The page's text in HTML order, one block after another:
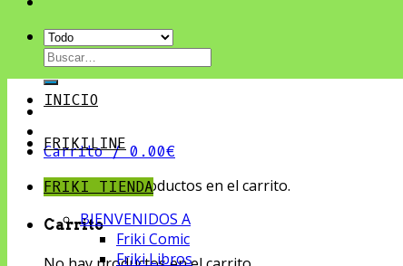
Buscar
por:
Carrito /0.00€
No hay productos en el carrito.
Carrito
INICIO
FRIKILINE
FRIKI TIENDA
BIENVENIDOS A
Friki Comic
Friki Libros